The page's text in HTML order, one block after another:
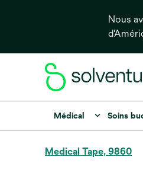
Nous
Médical Soins
Medical Tape, 9860